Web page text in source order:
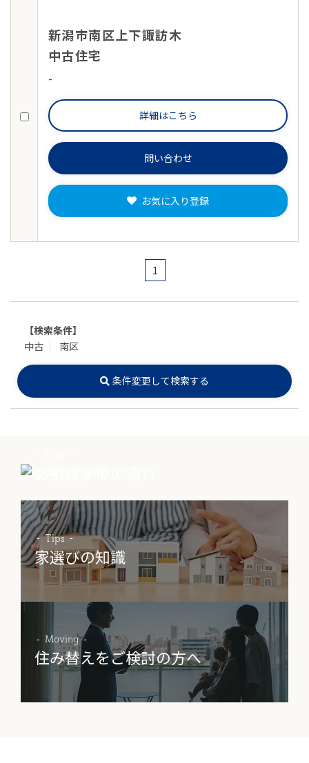
新潟市南区上下諏訪木
中古住宅
-
詳細はこちら
問い合わせ
お気に入り登録
1
【検索条件】
中古
南区
条件変更して検索する
Tips
家選びの知識
Moving
住み替えをご検討の方へ